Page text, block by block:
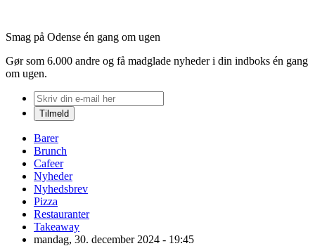
Smag på Odense én gang om ugen
Gør som 6.000 andre og få madglade nyheder i din indboks én gang
om ugen.
Barer
Brunch
Cafeer
Nyheder
Nyhedsbrev
Pizza
Restauranter
Takeaway
mandag, 30. december 2024 - 19:45